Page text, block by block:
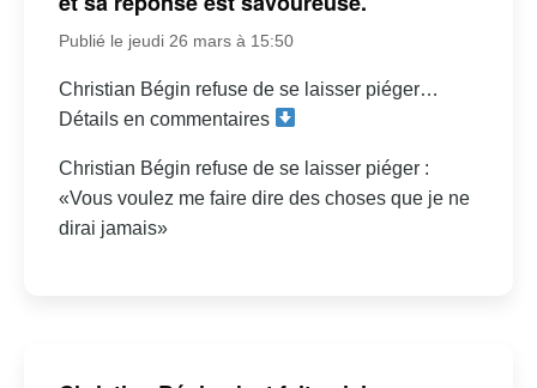
Publié le jeudi 26 mars à 15:50
Christian Bégin refuse de se laisser piéger…
Détails en commentaires
Christian Bégin refuse de se laisser piéger :
«Vous voulez me faire dire des choses que je ne
dirai jamais»